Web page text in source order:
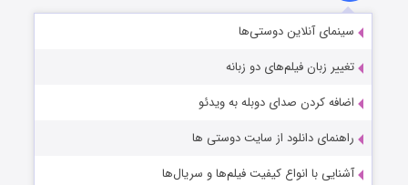
سینمای آنلاین دوستی‌ها
تغییر زبان فیلم‌های دو زبانه
اضافه کردن صدای دوبله به ویدئو
راهنمای دانلود از سایت دوستی ها
آشنایی با انواع کیفیت فیلم‌ها و سریال‌ها